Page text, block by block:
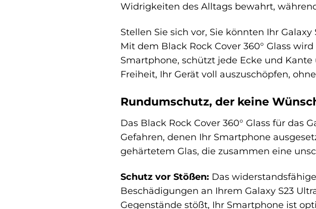
Widrigkeiten des Alltags bewahrt,
Stellen Sie sich vor, Sie könnten Ihr
Mit dem Black Rock Cover 360° Glass
Smartphone, schützt jede Ecke und
Freiheit, Ihr Gerät voll auszuschöpfen,
Rundumschutz, der keine
Das Black Rock Cover 360° Glass für das
Gefahren, denen Ihr Smartphone
gehärtetem Glas, die zusammen eine
Schutz vor Stößen: Das
Beschädigungen an Ihrem Galaxy S23
Gegenstände stößt, Ihr Smartphone ist